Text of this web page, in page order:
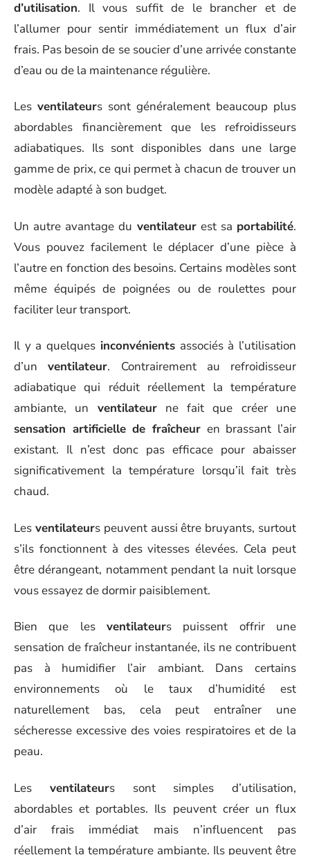
d’utilisation. Il vous suffit de le brancher et de
l’allumer pour sentir immédiatement un flux d’air
frais. Pas besoin de se soucier d’une arrivée constante
d’eau ou de la maintenance régulière.
Les ventilateurs sont généralement beaucoup plus
abordables financièrement que les refroidisseurs
adiabatiques. Ils sont disponibles dans une large
gamme de prix, ce qui permet à chacun de trouver un
modèle adapté à son budget.
Un autre avantage du ventilateurest sa portabilité.
Vous pouvez facilement le déplacer d’une pièce à
l’autre en fonction des besoins. Certains modèles sont
même équipés de poignées ou de roulettes pour
faciliter leur transport.
Il y a quelques inconvénientsassociés à l’utilisation
d’unventilateur. Contrairement au refroidisseur
adiabatique qui réduit réellement la température
ambiante, un ventilateurne fait que créer une
sensation artificielle de fraîcheur en brassant l’air
existant. Il n’est donc pas efficace pour abaisser
significativement la température lorsqu’il fait très
chaud.
Les ventilateurs peuvent aussi être bruyants, surtout
s’ils fonctionnent à des vitesses élevées. Cela peut
être dérangeant, notamment pendant la nuit lorsque
vous essayez de dormir paisiblement.
Bien que les ventilateurs puissent offrir une
sensation de fraîcheur instantanée, ils ne contribuent
pas à humidifier l’air ambiant. Dans certains
environnements où le taux d’humidité est
naturellement bas, cela peut entraîner une
sécheresse excessive des voies respiratoires et de la
peau.
Les ventilateurs sont simples d’utilisation,
abordables et portables. Ils peuvent créer un flux
d’air frais immédiat mais n’influencent pas
réellement la température ambiante. Ils peuvent être